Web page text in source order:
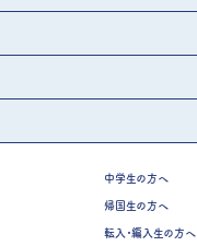
中学生の方へ
帰国生の方へ
転入・編入生の方へ